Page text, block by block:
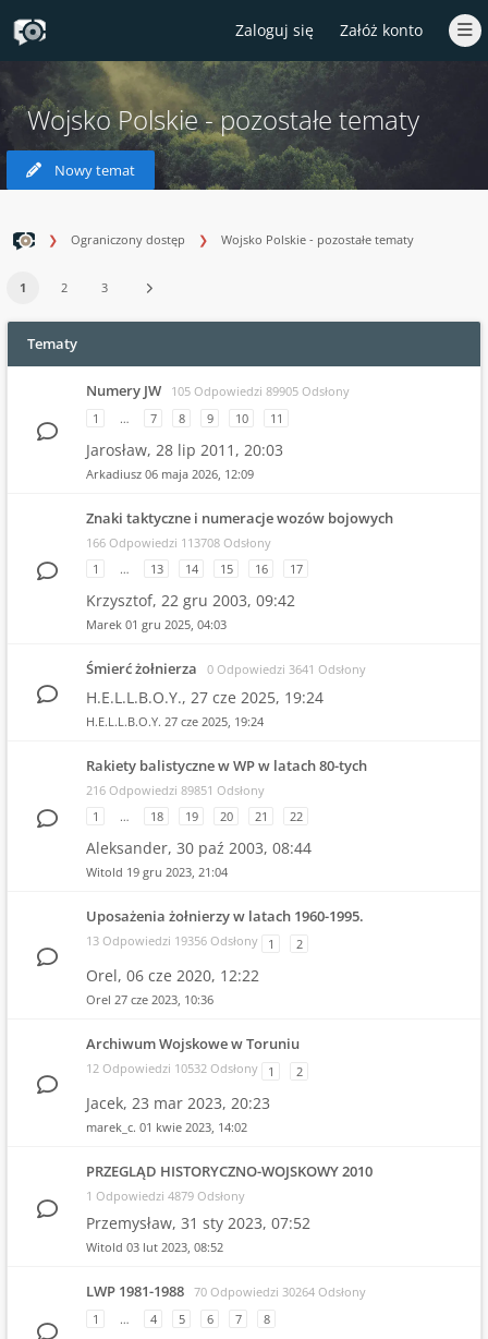
Zaloguj się Załóż konto
Wojsko Polskie - pozostałe tematy
Nowy temat
Ograniczony dostęp Wojsko Polskie - pozostałe tematy
1 2 3
Tematy
Numery JW
105 Odpowiedzi 89905 Odsłony
1
… 7 8 9 10 11
Jarosław, 28 lip 2011, 20:03
Arkadiusz 06 maja 2026, 12:09
Znaki taktyczne i numeracje wozów bojowych
166 Odpowiedzi 113708 Odsłony
1
… 13 14 15 16 17
Krzysztof, 22 gru 2003, 09:42
Marek 01 gru 2025, 04:03
Śmierć żołnierza 0 Odpowiedzi 3641 Odsłony
H.E.L.L.B.O.Y., 27 cze 2025, 19:24
H.E.L.L.B.O.Y. 27 cze 2025, 19:24
Rakiety balistyczne w WP w latach 80-tych
216 Odpowiedzi 89851 Odsłony
1
… 18 19 20 21 22
Aleksander, 30 paź 2003, 08:44
Witold 19 gru 2023, 21:04
Uposażenia żołnierzy w latach 1960-1995.
13 Odpowiedzi 19356 Odsłony 1 2
Orel, 06 cze 2020, 12:22
Orel 27 cze 2023, 10:36
Archiwum Wojskowe w Toruniu
12 Odpowiedzi 10532 Odsłony 1 2
Jacek, 23 mar 2023, 20:23
marek_c. 01 kwie 2023, 14:02
PRZEGLĄD HISTORYCZNO-WOJSKOWY 2010
1 Odpowiedzi 4879 Odsłony
Przemysław, 31 sty 2023, 07:52
Witold 03 lut 2023, 08:52
LWP 1981-1988 70 Odpowiedzi 30264 Odsłony
1
… 4 5 6 7 8